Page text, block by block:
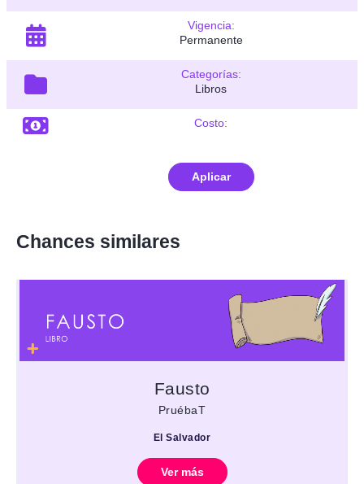
Vigencia:
Permanente
Categorías:
Libros
Costo:
Aplicar
Chances similares
Fausto
PruébaT
El Salvador
Ver más